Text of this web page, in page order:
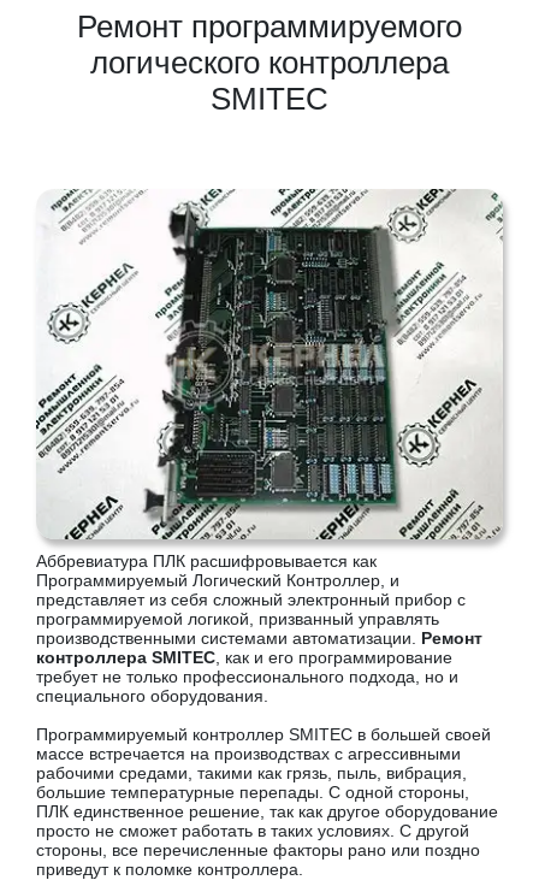
Ремонт программируемого
логического контроллера
SMITEC
Аббревиатура ПЛК расшифровывается как
Программируемый Логический Контроллер, и
представляет из себя сложный электронный прибор с
программируемой логикой, призванный управлять
производственными системами автоматизации. Ремонт
контроллера SMITEC , как и его программирование
требует не только профессионального подхода, но и
специального оборудования.
Программируемый контроллер SMITEC в большей своей
массе встречается на производствах с агрессивными
рабочими средами, такими как грязь, пыль, вибрация,
большие температурные перепады. С одной стороны,
ПЛК единственное решение, так как другое оборудование
просто не сможет работать в таких условиях. С другой
стороны, все перечисленные факторы рано или поздно
приведут к поломке контроллера.